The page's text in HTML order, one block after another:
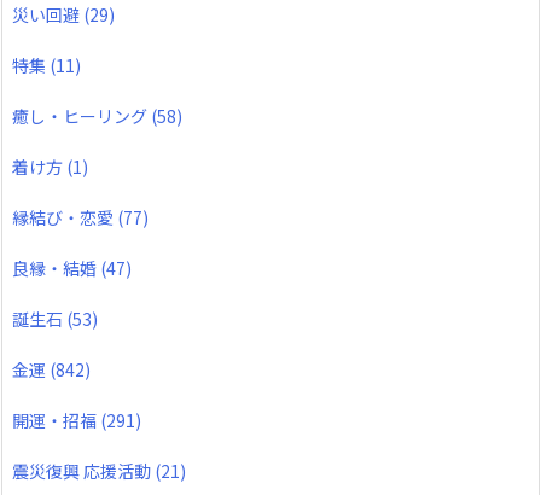
災い回避 (29)
特集 (11)
癒し・ヒーリング (58)
着け方 (1)
縁結び・恋愛 (77)
良縁・結婚 (47)
誕生石 (53)
金運 (842)
開運・招福 (291)
震災復興 応援活動 (21)